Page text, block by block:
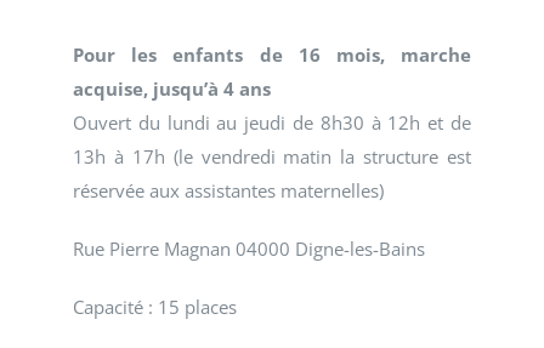
Pour les enfants de 16 mois, marche
acquise, jusqu’à 4 ans
Ouvert du lundi au jeudi de 8h30 à 12h et de
13h à 17h (le vendredi matin la structure est
réservée aux assistantes maternelles)
Rue Pierre Magnan 04000 Digne-les-Bains
Capacité : 15 places